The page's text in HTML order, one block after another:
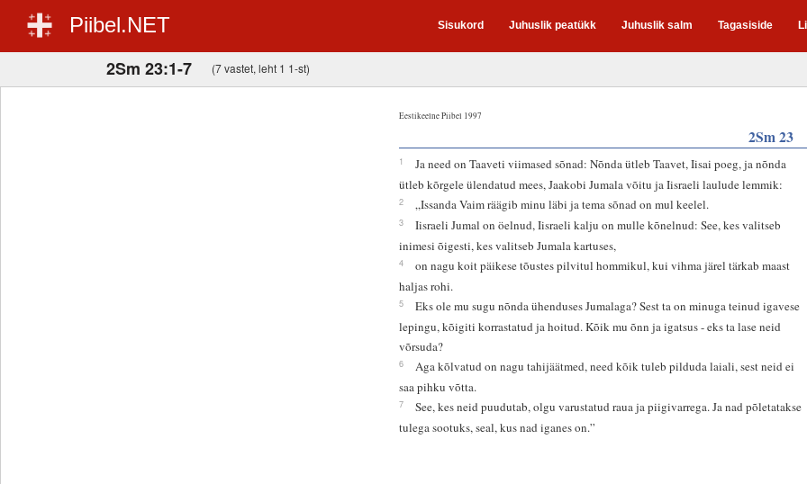
Piibel.NET Sisukord Juhuslik peatükk Juhuslik salm Tagasiside
2Sm 23:1-7 (7 vastet, leht 1 1-st)
Eestikeelne Piibel 1997
2Sm 23
1
Ja need on Taaveti viimased sõnad: Nõnda ütleb Taavet, Iisai poeg, ja nõnda
ütleb kõrgele ülendatud mees, Jaakobi Jumala võitu ja Iisraeli laulude lemmik:
2 „Issanda Vaim räägib minu läbi ja tema sõnad on mul keelel.
3
Iisraeli Jumal on öelnud, Iisraeli kalju on mulle kõnelnud: See, kes valitseb
inimesi õigesti, kes valitseb Jumala kartuses,
4
on nagu koit päikese tõustes pilvitul hommikul, kui vihma järel tärkab maast
haljas rohi.
5
Eks ole mu sugu nõnda ühenduses Jumalaga? Sest ta on minuga teinud igavese
lepingu, kõigiti korrastatud ja hoitud. Kõik mu õnn ja igatsus - eks ta lase neid
võrsuda?
6
Aga kõlvatud on nagu tahijäätmed, need kõik tuleb pilduda laiali, sest neid ei
saa pihku võtta.
7
See, kes neid puudutab, olgu varustatud raua ja piigivarrega. Ja nad põletatakse
tulega sootuks, seal, kus nad iganes on.”